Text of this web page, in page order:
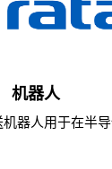
机器人
器人用于在半